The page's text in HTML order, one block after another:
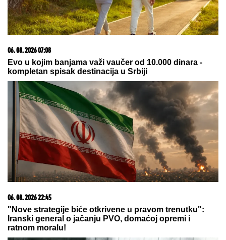
da rade - običaji koje Srbi vekovima poštuju
Došla da skuva sinu ručak, on je
brutalno usmrtio! Krici pa muk iz
detalji ubistva na Novom Beogradu
"RODI MI JOŠ JEDNU BEBU",
glumac (68) predložio supruzi (42)
da dobiju OSMO DETE - njena
reakcija je hit: Za 9 godina dočekali
su 4 SINA I 3 ĆERKE, ali on ne želi
da se zaustavi
by Aklamator